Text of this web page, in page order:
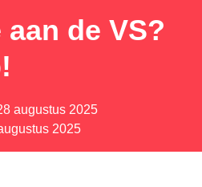
de VS?
augustus 2025
2025